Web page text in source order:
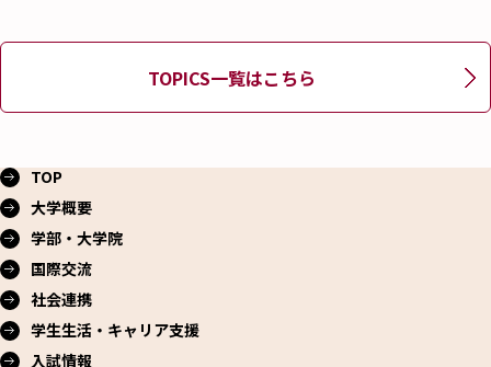
TOPICS一覧はこちら
TOP
大学概要
学部・大学院
国際交流
社会連携
学生生活・ キャリア支援
入試情報